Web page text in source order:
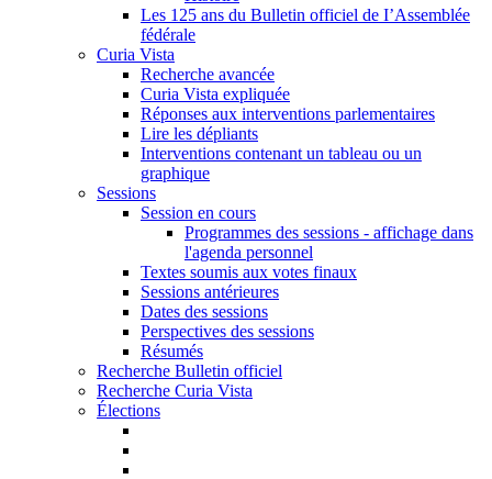
Les 125 ans du Bulletin officiel de I’Assemblée
fédérale
Curia Vista
Recherche avancée
Curia Vista expliquée
Réponses aux interventions parlementaires
Lire les dépliants
Interventions contenant un tableau ou un
graphique
Sessions
Session en cours
Programmes des sessions - affichage dans
l'agenda personnel
Textes soumis aux votes finaux
Sessions antérieures
Dates des sessions
Perspectives des sessions
Résumés
Recherche Bulletin officiel
Recherche Curia Vista
Élections